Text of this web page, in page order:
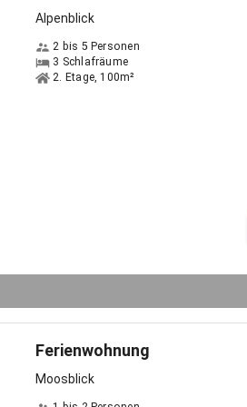
Wunschwohnung!
Alpenblick
2 bis 5 Personen
3 Schlafräume
2. Etage, 100m²
Ferienwohnung
Moosblick